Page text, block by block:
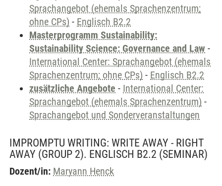
Sprachangebot (ehemals Sprachenzentrum;
ohne CPs) - Englisch B2.2
Masterprogramm Sustainability:
Sustainability Science: Governance and Law -
International Center: Sprachangebot (ehemals
Sprachenzentrum; ohne CPs) - Englisch B2.2
zusätzliche Angebote - International Center:
Sprachangebot (ehemals Sprachenzentrum) -
Sprachangebot und Sonderveranstaltungen
IMPROMPTU WRITING: WRITE AWAY - RIGHT
AWAY (GROUP 2). ENGLISCH B2.2 (SEMINAR)
Dozent/in: Maryann Henck